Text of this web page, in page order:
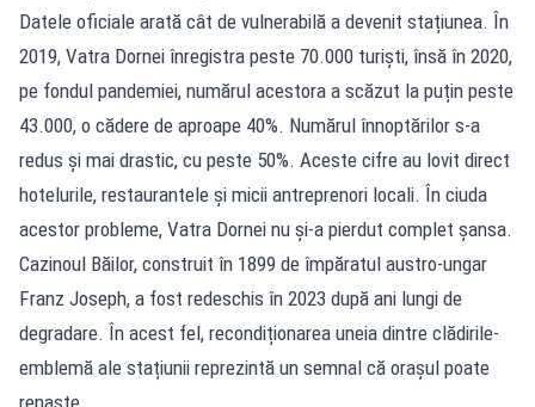
Datele oficiale arată cât de vulnerabilă a devenit stațiunea. În
2019, Vatra Dornei înregistra peste 70.000 turiști, însă în 2020,
pe fondul pandemiei, numărul acestora a scăzut la puțin peste
43.000, o cădere de aproape 40%. Numărul înnoptărilor s-a
redus și mai drastic, cu peste 50%. Aceste cifre au lovit direct
hotelurile, restaurantele și micii antreprenori locali. În ciuda
acestor probleme, Vatra Dornei nu și-a pierdut complet șansa.
Cazinoul Băilor, construit în 1899 de împăratul austro-ungar
Franz Joseph, a fost redeschis în 2023 după ani lungi de
degradare. În acest fel, recondiționarea uneia dintre clădirile-
emblemă ale stațiunii reprezintă un semnal că orașul poate
renaște.